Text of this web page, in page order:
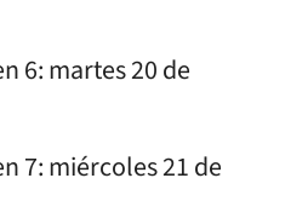
6: martes 20 de
7: miércoles 21 de